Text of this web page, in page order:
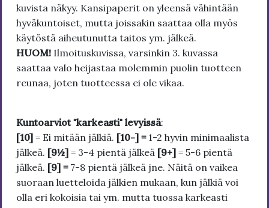
kuvista näkyy. Kansipaperit on yleensä vähintään
hyväkuntoiset, mutta joissakin saattaa olla myös
käytöstä aiheutunutta taitos ym. jälkeä.
HUOM! Ilmoituskuvissa, varsinkin 3. kuvassa
saattaa valo heijastaa molemmin puolin tuotteen
reunaa, joten tuotteessa ei ole vikaa.
Kuntoarviot "karkeasti" levyissä:
[10] = Ei mitään jälkiä. [10-] = 1-2 hyvin minimaalista
jälkeä. [9½] = 3-4 pientä jälkeä [9+] = 5-6 pientä
jälkeä. [9] = 7-8 pientä jälkeä jne. Näitä on vaikea
suoraan luetteloida jälkien mukaan, kun jälkiä voi
olla eri kokoisia tai ym. mutta tuossa karkeasti